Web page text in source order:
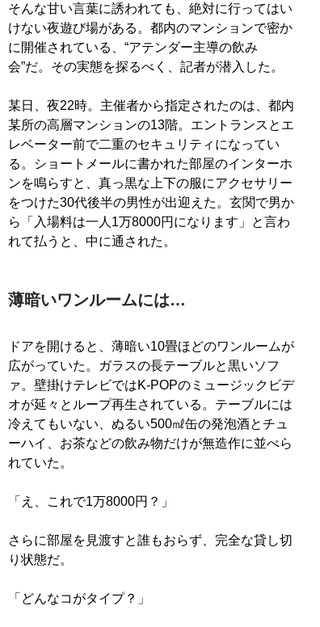
そんな甘い言葉に誘われても、絶対に行ってはい
けない夜遊び場がある。都内のマンションで密か
に開催されている、“アテンダー主導の飲み
会”だ。その実態を探るべく、記者が潜入した。
某日、夜22時。主催者から指定されたのは、都内
某所の高層マンションの13階。エントランスとエ
レベーター前で二重のセキュリティになってい
る。ショートメールに書かれた部屋のインターホ
ンを鳴らすと、真っ黒な上下の服にアクセサリー
をつけた30代後半の男性が出迎えた。玄関で男か
ら「入場料は一人1万8000円になります」と言わ
れて払うと、中に通された。
薄暗いワンルームには…
ドアを開けると、薄暗い10畳ほどのワンルームが
広がっていた。ガラスの長テーブルと黒いソフ
ァ。壁掛けテレビではK-POPのミュージックビデ
オが延々とループ再生されている。テーブルには
冷えてもいない、ぬるい500㎖缶の発泡酒とチュ
ーハイ、お茶などの飲み物だけが無造作に並べら
れていた。
「え、これで1万8000円？」
さらに部屋を見渡すと誰もおらず、完全な貸し切
り状態だ。
「どんなコがタイプ？」